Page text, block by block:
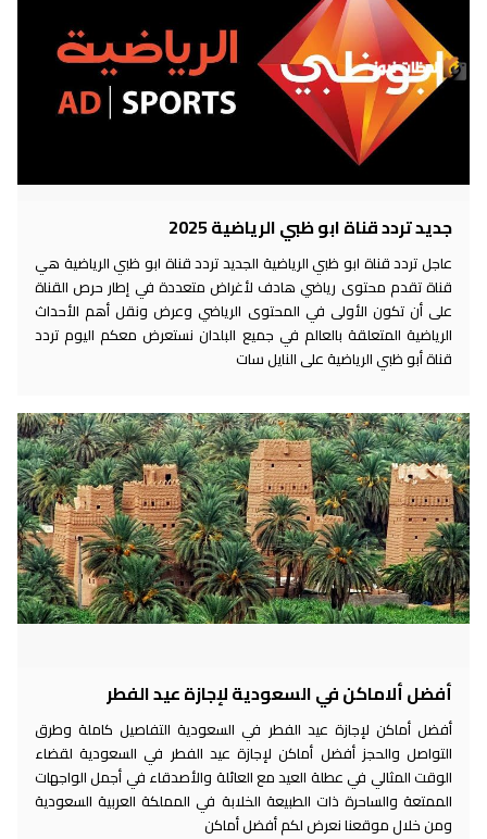
جديد تردد قناة ابو ظبي الرياضية 2025
عاجل تردد قناة ابو ظبي الرياضية الجديد تردد قناة ابو ظبي الرياضية هي
قناة تقدم محتوى رياضي هادف لأغراض متعددة في إطار حرص القناة
على أن تكون الأولى في المحتوى الرياضي وعرض ونقل أهم الأحداث
الرياضية المتعلقة بالعالم في جميع البلدان نستعرض معكم اليوم تردد
قناة أبو ظبي الرياضية على النايل سات
أفضل ألاماكن في السعودية لإجازة عيد الفطر
أفضل أماكن لإجازة عيد الفطر في السعودية التفاصيل كاملة وطرق
التواصل والحجز أفضل أماكن لإجازة عيد الفطر في السعودية لقضاء
الوقت المثالي في عطلة العيد مع العائلة والأصدقاء في أجمل الواجهات
الممتعة والساحرة ذات الطبيعة الخلابة في المملكة العربية السعودية
ومن خلال موقعنا نعرض لكم أفضل أماكن